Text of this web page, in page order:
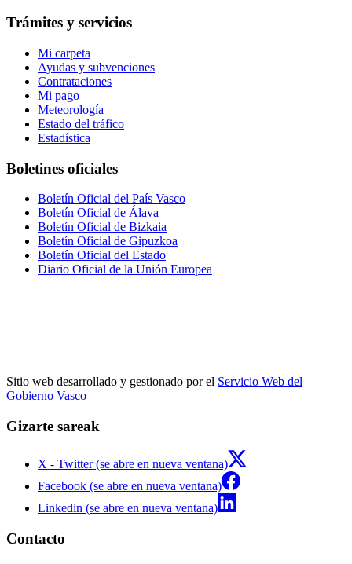
Trámites y servicios
Mi carpeta
Ayudas y subvenciones
Contrataciones
Mi pago
Meteorología
Estado del tráfico
Estadística
Boletines oficiales
Boletín Oficial del País Vasco
Boletín Oficial de Álava
Boletín Oficial de Bizkaia
Boletín Oficial de Gipuzkoa
Boletín Oficial del Estado
Diario Oficial de la Unión Europea
Sitio web desarrollado y gestionado por el Servicio Web del
Gobierno Vasco
Gizarte sareak
X - Twitter (se abre en nueva ventana)
Facebook (se abre en nueva ventana)
Linkedin (se abre en nueva ventana)
Contacto